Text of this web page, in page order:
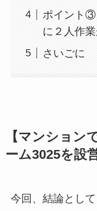
ポイント③
に２人作
さいごに
【マンション
ーム3025を設
今回、結論として